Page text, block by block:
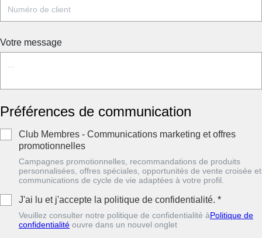
Votre message
Préférences de communication
Club Membres - Communications marketing et offres
promotionnelles
Campagnes promotionnelles, recommandations de produits
personnalisées, offres spéciales, opportunités de vente croisée et
communications de cycle de vie adaptées à votre profil.
J'ai lu et j'accepte la politique de confidentialité. *
Veuillez consulter notre politique de confidentialité àPolitique de
confidentialité ouvre dans un nouvel onglet